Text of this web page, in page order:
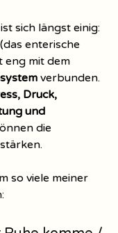
sich längst einig:
(das enterische
eng mit dem
verbunden.
Druck,
und
die
so viele meiner